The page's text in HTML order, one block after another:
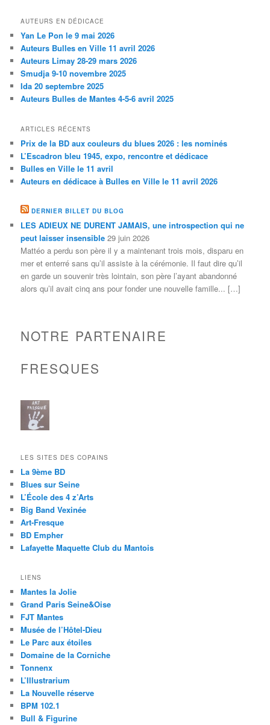
AUTEURS EN DÉDICACE
Yan Le Pon le 9 mai 2026
Auteurs Bulles en Ville 11 avril 2026
Auteurs Limay 28-29 mars 2026
Smudja 9-10 novembre 2025
Ida 20 septembre 2025
Auteurs Bulles de Mantes 4-5-6 avril 2025
ARTICLES RÉCENTS
Prix de la BD aux couleurs du blues 2026 : les nominés
L’Escadron bleu 1945, expo, rencontre et dédicace
Bulles en Ville le 11 avril
Auteurs en dédicace à Bulles en Ville le 11 avril 2026
DERNIER BILLET DU BLOG
LES ADIEUX NE DURENT JAMAIS, une introspection qui ne
peut laisser insensible 29 juin 2026
Mattéo a perdu son père il y a maintenant trois mois, disparu en
mer et enterré sans qu’il assiste à la cérémonie. Il faut dire qu’il
en garde un souvenir très lointain, son père l’ayant abandonné
alors qu’il avait cinq ans pour fonder une nouvelle famille... […]
NOTRE PARTENAIRE
FRESQUES
LES SITES DES COPAINS
La 9ème BD
Blues sur Seine
L’École des 4 z’Arts
Big Band Vexinée
Art-Fresque
BD Empher
Lafayette Maquette Club du Mantois
LIENS
Mantes la Jolie
Grand Paris Seine&Oise
FJT Mantes
Musée de l’Hôtel-Dieu
Le Parc aux étoiles
Domaine de la Corniche
Tonnenx
L’Illustrarium
La Nouvelle réserve
BPM 102.1
Bull & Figurine